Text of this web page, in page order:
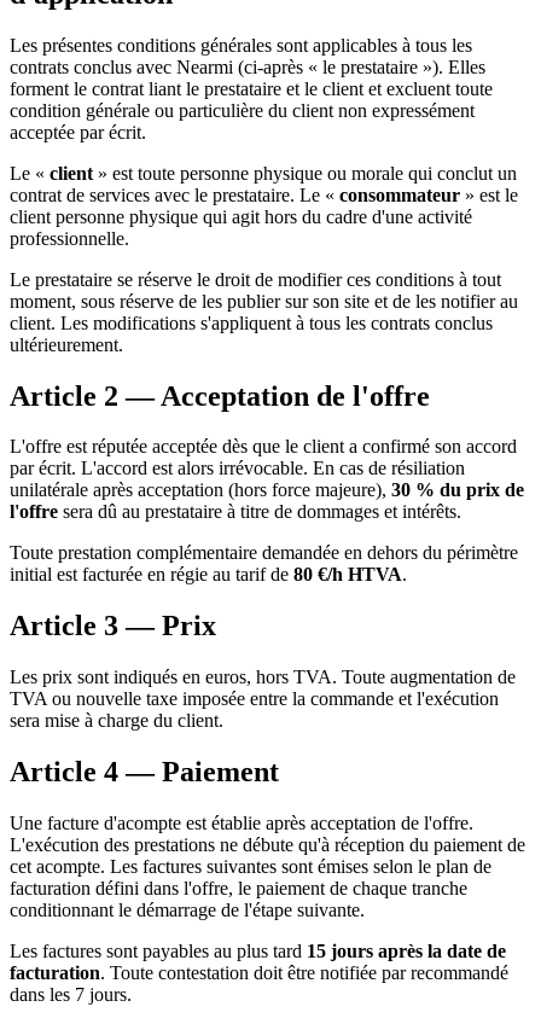
Les présentes conditions générales sont applicables à tous les
contrats conclus avec Nearmi (ci-après « le prestataire »). Elles
forment le contrat liant le prestataire et le client et excluent toute
condition générale ou particulière du client non expressément
acceptée par écrit.
Le « client » est toute personne physique ou morale qui conclut un
contrat de services avec le prestataire. Le « consommateur » est le
client personne physique qui agit hors du cadre d'une activité
professionnelle.
Le prestataire se réserve le droit de modifier ces conditions à tout
moment, sous réserve de les publier sur son site et de les notifier au
client. Les modifications s'appliquent à tous les contrats conclus
ultérieurement.
Article 2 — Acceptation de l'offre
L'offre est réputée acceptée dès que le client a confirmé son accord
par écrit. L'accord est alors irrévocable. En cas de résiliation
unilatérale après acceptation (hors force majeure), 30 % du prix de
l'offre sera dû au prestataire à titre de dommages et intérêts.
Toute prestation complémentaire demandée en dehors du périmètre
initial est facturée en régie au tarif de 80 €/h HTVA.
Article 3 — Prix
Les prix sont indiqués en euros, hors TVA. Toute augmentation de
TVA ou nouvelle taxe imposée entre la commande et l'exécution
sera mise à charge du client.
Article 4 — Paiement
Une facture d'acompte est établie après acceptation de l'offre.
L'exécution des prestations ne débute qu'à réception du paiement de
cet acompte. Les factures suivantes sont émises selon le plan de
facturation défini dans l'offre, le paiement de chaque tranche
conditionnant le démarrage de l'étape suivante.
Les factures sont payables au plus tard 15 jours après la date de
facturation. Toute contestation doit être notifiée par recommandé
dans les 7 jours.